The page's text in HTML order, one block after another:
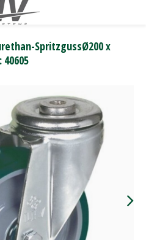
SpritzgussØ200 x